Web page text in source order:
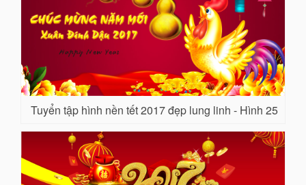
Tuyển tập hình nền tết 2017 đẹp lung linh - Hình 25